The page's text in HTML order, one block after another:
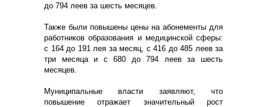
до 794 леев за шесть месяцев.
Также были повышены цены на абонементы для
работников образования и медицинской сферы:
с 164 до 191 лея за месяц, с 416 до 485 леев за
три месяца и с 680 до 794 леев за шесть
месяцев.
Муниципальные власти заявляют, что
повышение отражает значительный рост